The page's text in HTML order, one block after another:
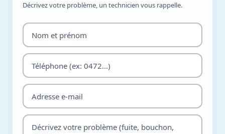
Décrivez votre problème, un technicien vous rappelle.